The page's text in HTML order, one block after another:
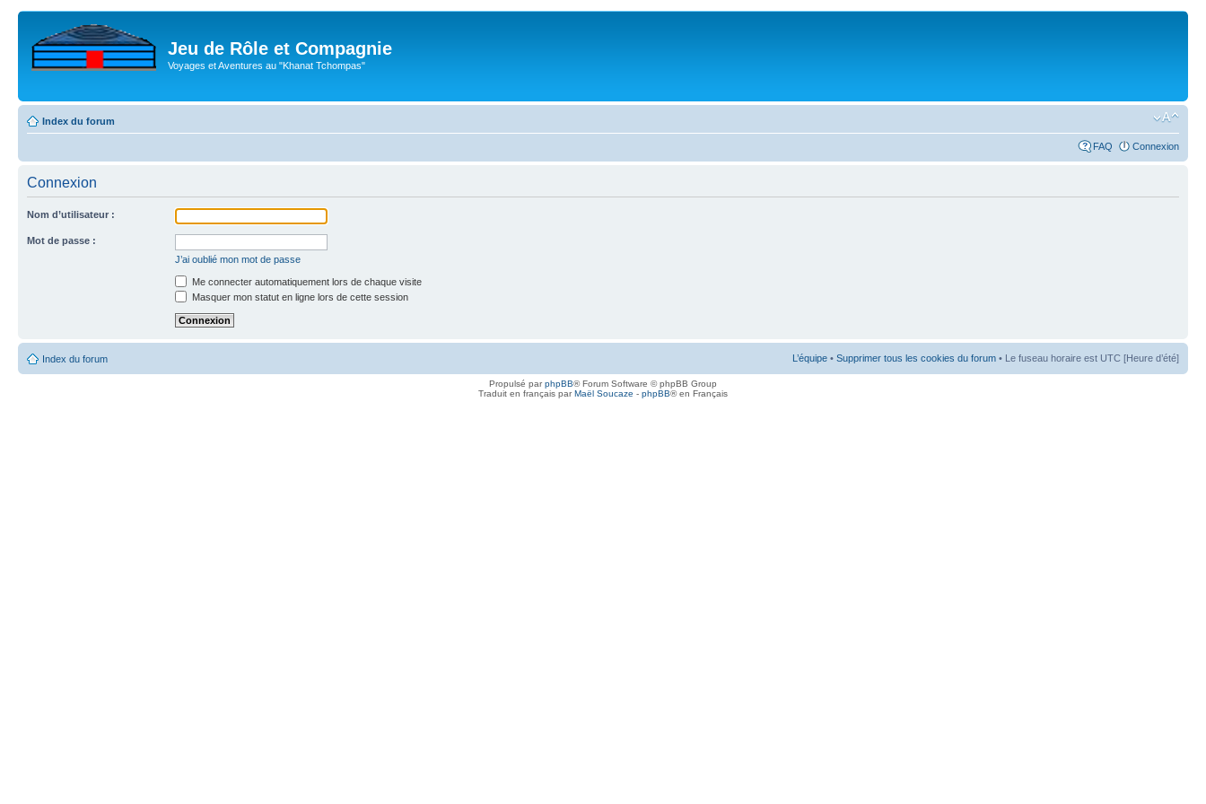
Jeu de Rôle et Compagnie
Voyages et Aventures au "Khanat Tchompas"
Index du forum
FAQ Connexion
Connexion
Nom d’utilisateur :
Mot de passe :
J’ai oublié mon mot de passe
Me connecter automatiquement lors de chaque visite
Masquer mon statut en ligne lors de cette session
Index du forum L’équipe • Supprimer tous les cookies du forum • Le fuseau horaire est UTC [Heure d’été]
Propulsé parphpBB® Forum Software © phpBB Group
Traduit en français parMaël Soucaze - phpBB® en Français